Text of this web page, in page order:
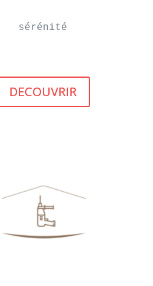
sérénité
DECOUVRIR